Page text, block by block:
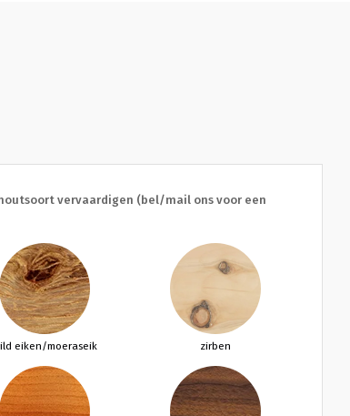
vervaardigen (bel/mail ons voor een
eiken/moeraseik zirben